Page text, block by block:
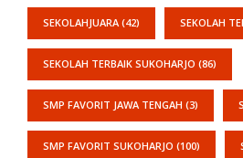
SEKOLAHJUARA (42) SEKOLAH
SEKOLAH TERBAIK SUKOHARJO (86)
SMP FAVORIT JAWA TENGAH (3)
SMP FAVORIT SUKOHARJO (100)